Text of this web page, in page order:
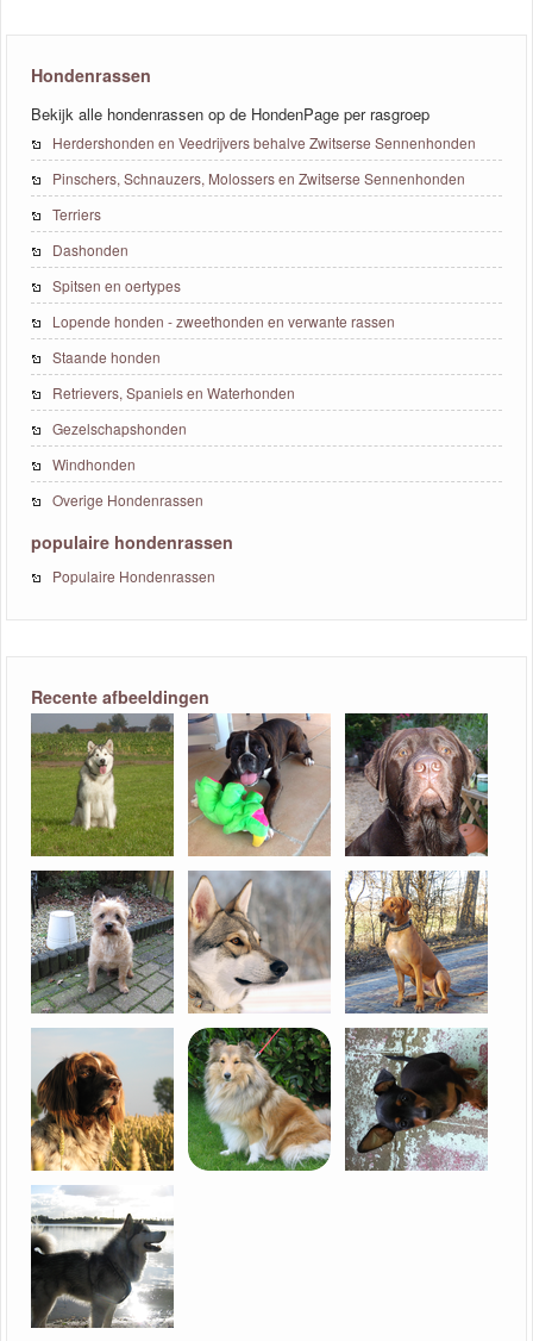
Hondenrassen
Bekijk alle hondenrassen op de HondenPage per rasgroep
Herdershonden en Veedrijvers behalve Zwitserse Sennenhonden
Pinschers, Schnauzers, Molossers en Zwitserse Sennenhonden
Terriers
Dashonden
Spitsen en oertypes
Lopende honden - zweethonden en verwante rassen
Staande honden
Retrievers, Spaniels en Waterhonden
Gezelschapshonden
Windhonden
Overige Hondenrassen
populaire hondenrassen
Populaire Hondenrassen
Recente afbeeldingen